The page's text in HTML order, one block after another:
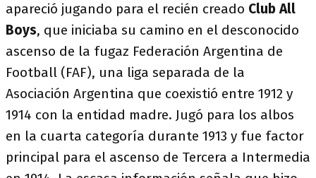
apareció jugando para el recién creado Club All
Boys, que iniciaba su camino en el desconocido
ascenso de la fugaz Federación Argentina de
Football (FAF), una liga separada de la
Asociación Argentina que coexistió entre 1912 y
1914 con la entidad madre. Jugó para los albos
en la cuarta categoría durante 1913 y fue factor
principal para el ascenso de Tercera a Intermedia